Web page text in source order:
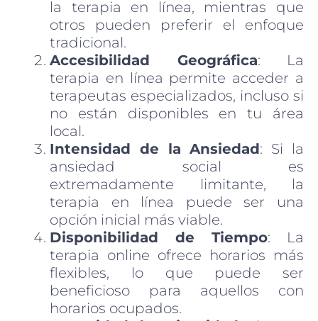
la terapia en línea, mientras que
otros pueden preferir el enfoque
tradicional.
Accesibilidad Geográfica: La
terapia en línea permite acceder a
terapeutas especializados, incluso si
no están disponibles en tu área
local.
Intensidad de la Ansiedad: Si la
ansiedad social es
extremadamente limitante, la
terapia en línea puede ser una
opción inicial más viable.
Disponibilidad de Tiempo: La
terapia online ofrece horarios más
flexibles, lo que puede ser
beneficioso para aquellos con
horarios ocupados.